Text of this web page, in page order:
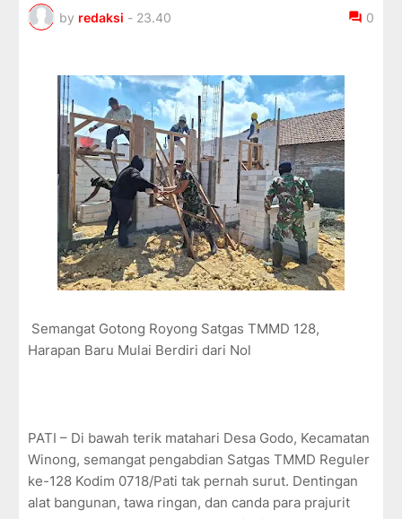
by redaksi - 23.40 0
Semangat Gotong Royong Satgas TMMD 128,
Harapan Baru Mulai Berdiri dari Nol
PATI – Di bawah terik matahari Desa Godo, Kecamatan
Winong, semangat pengabdian Satgas TMMD Reguler
ke-128 Kodim 0718/Pati tak pernah surut. Dentingan
alat bangunan, tawa ringan, dan canda para prajurit